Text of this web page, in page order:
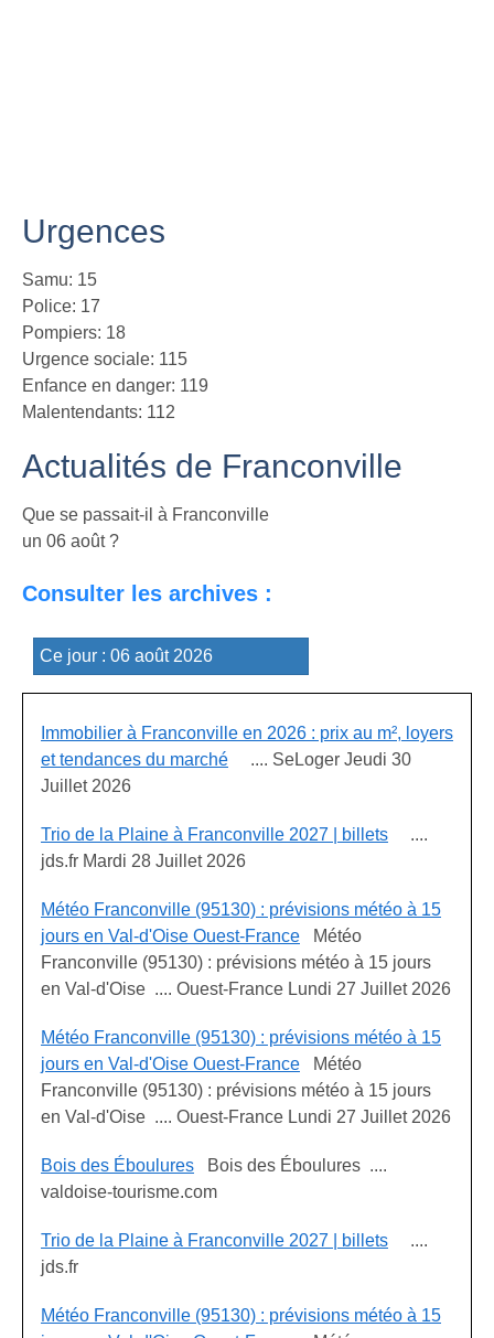
Urgences
Samu: 15
Police: 17
Pompiers: 18
Urgence sociale: 115
Enfance en danger: 119
Malentendants: 112
Actualités de Franconville
Que se passait-il à Franconville
un 06 août ?
Consulter les archives :
Immobilier à Franconville en 2026 : prix au m², loyers
et tendances du marché .... SeLoger Jeudi 30
Juillet 2026
Trio de la Plaine à Franconville 2027 | billets ....
jds.fr Mardi 28 Juillet 2026
Météo Franconville (95130) : prévisions météo à 15
jours en Val-d'Oise Ouest-France Météo
Franconville (95130) : prévisions météo à 15 jours
en Val-d'Oise .... Ouest-France Lundi 27 Juillet 2026
Météo Franconville (95130) : prévisions météo à 15
jours en Val-d'Oise Ouest-France Météo
Franconville (95130) : prévisions météo à 15 jours
en Val-d'Oise .... Ouest-France Lundi 27 Juillet 2026
Bois des Éboulures Bois des Éboulures ....
valdoise-tourisme.com
Trio de la Plaine à Franconville 2027 | billets ....
jds.fr
Météo Franconville (95130) : prévisions météo à 15